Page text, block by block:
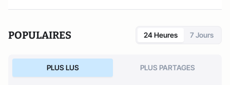
POPULAIRES 24 Heures 7 Jours
PLUS LUS PLUS PARTAGES